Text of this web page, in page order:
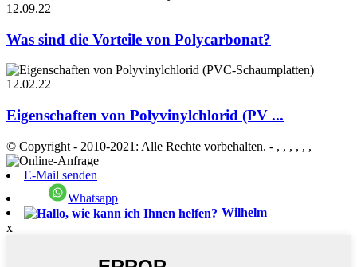
12.09.22
Was sind die Vorteile von Polycarbonat?
12.02.22
Eigenschaften von Polyvinylchlorid (PV ...
© Copyright - 2010-2021: Alle Rechte vorbehalten. - , , , , , ,
E-Mail senden
Whatsapp
Wilhelm
x